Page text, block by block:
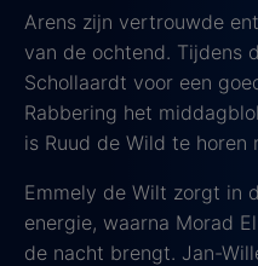
Arens zijn vertrouwde
van de ochtend. Tijdens
Schollaardt voor een
Rabbering het
is Ruud de Wild te horen
Emmely de Wilt zorgt in
energie, waarna Morad
de nacht brengt. Jan-